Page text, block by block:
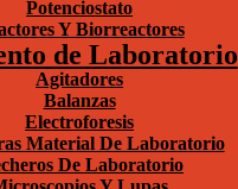
Potenciostato
Y Biorreactores
de Laboratorio
Agitadores
Balanzas
Electroforesis
Material De Laboratorio
De Laboratorio